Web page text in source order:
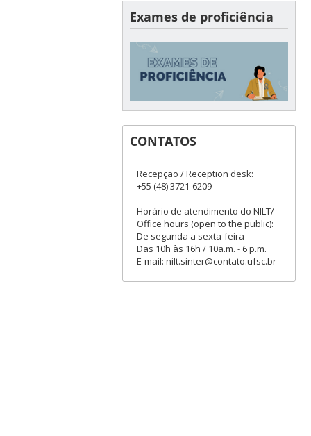
Exames de proficiência
CONTATOS
Recepção / Reception desk:
+55 (48) 3721-6209
Horário de atendimento do NILT/
Office hours (open to the public):
De segunda a sexta-feira
Das 10h às 16h / 10a.m. - 6 p.m.
E-mail: nilt.sinter@contato.ufsc.br